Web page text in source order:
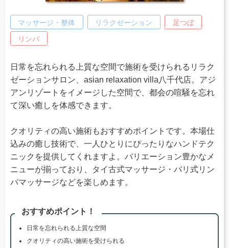
マッサージ・整体 リラクゼーション 足つぼ
リンパ
日常を忘れられる上質な空間で施術を受けられるリラク
ゼーションサロン、asian relaxation villa八千代店。アジ
アンリゾートをイメージした空間で、都会の喧騒を忘れ
て深い癒しを体感できます。
クオリティの高い施術もおすすめポイントです。本場仕
込みの癒し技術で、一人ひとりにぴったりなハンドテク
ニックを提供してくれますよ。バリエーション豊かなメ
ニューが揃っており、タイ古式マッサージ・バリ式リン
パマッサージなどを楽しめます。
おすすめポイント！
日常を忘れられる上質な空間
クオリティの高い施術を受けられる